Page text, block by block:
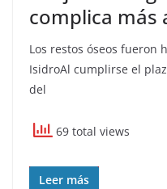
complica más
Los restos óseos fueron
IsidroAl cumplirse el
del
69 total views
Leer más